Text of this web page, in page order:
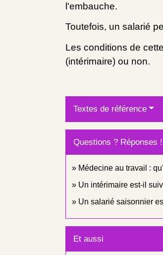
l'embauche.
Toutefois, un salarié
Les conditions de
(intérimaire) ou non.
Textes de référence
Questions ? Réponses !
Médecine au travail :
Un intérimaire est-il
Un salarié saisonnier
Et aussi